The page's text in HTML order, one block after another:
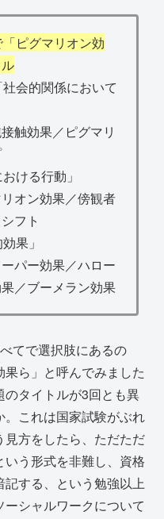
ピグマリオン効
会的関係において
触効果／ピグマリ
ける行動」
オン効果／傍観者
フト
果」
パー効果／ハロー
／ブーメラン効果
てで選択肢にあるの
ら」と呼んでみました
タイトルが3回とも異
これは国家試験がぶれ
方をしたら、ただただ
う形式を非難し、資格
する、という勉強以上
シャルワークについて